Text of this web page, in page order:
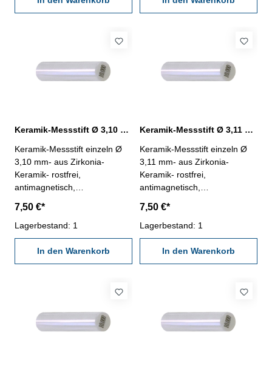
Keramik-Messstift Ø 3,10 mm ± 0,0015 mm
Keramik-Messstift einzeln Ø
3,10 mm- aus Zirkonia-
Keramik- rostfrei,
antimagnetisch,
1250- Werkstatt-Ausführung-
Länge 50 mm- Genauigkeit <
± 0,0015 mm- in Kunststoff-
7,50 €*
Lagerbestand: 1
In den Warenkorb
Keramik-Messstift Ø 3,11 mm ± 0,0015 mm
Keramik-Messstift einzeln Ø
3,11 mm- aus Zirkonia-
Keramik- rostfrei,
antimagnetisch,
1250- Werkstatt-Ausführung-
Länge 50 mm- Genauigkeit <
± 0,0015 mm- in Kunststoff-
7,50 €*
Lagerbestand: 1
In den Warenkorb